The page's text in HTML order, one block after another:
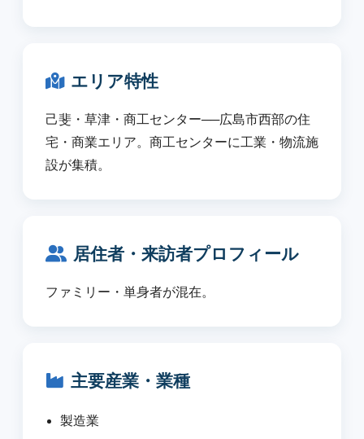
エリア特性
己斐・草津・商工センター──広島市西部の住
宅・商業エリア。商工センターに工業・物流施
設が集積。
居住者・来訪者プロフィール
ファミリー・単身者が混在。
主要産業・業種
製造業